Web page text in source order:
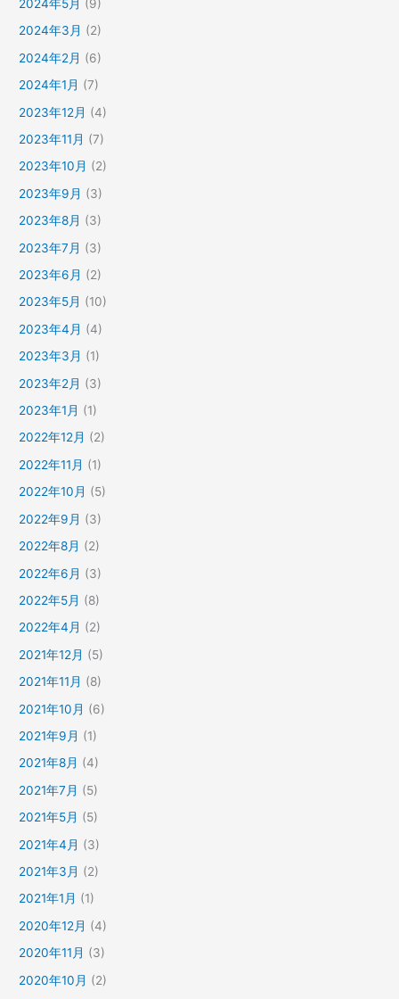
2024年5月 (9)
2024年3月 (2)
2024年2月 (6)
2024年1月 (7)
2023年12月 (4)
2023年11月 (7)
2023年10月 (2)
2023年9月 (3)
2023年8月 (3)
2023年7月 (3)
2023年6月 (2)
2023年5月 (10)
2023年4月 (4)
2023年3月 (1)
2023年2月 (3)
2023年1月 (1)
2022年12月 (2)
2022年11月 (1)
2022年10月 (5)
2022年9月 (3)
2022年8月 (2)
2022年6月 (3)
2022年5月 (8)
2022年4月 (2)
2021年12月 (5)
2021年11月 (8)
2021年10月 (6)
2021年9月 (1)
2021年8月 (4)
2021年7月 (5)
2021年5月 (5)
2021年4月 (3)
2021年3月 (2)
2021年1月 (1)
2020年12月 (4)
2020年11月 (3)
2020年10月 (2)